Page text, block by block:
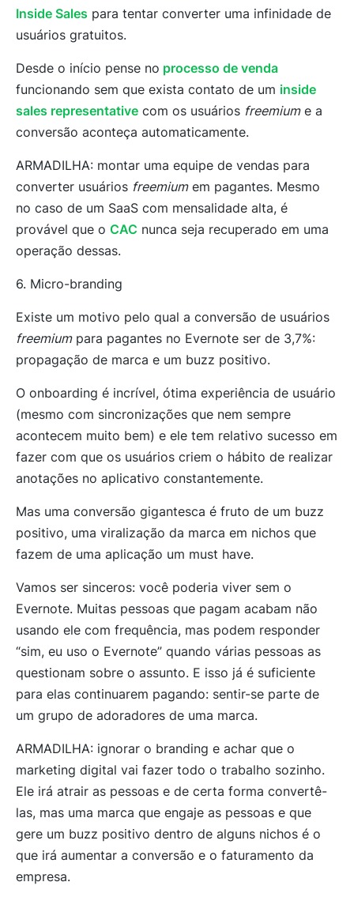
Inside Sales para tentar converter uma infinidade de
usuários gratuitos.
Desde o início pense no processo de venda
funcionando sem que exista contato de um inside
sales representative com os usuários freemiume a
conversão aconteça automaticamente.
ARMADILHA: montar uma equipe de vendas para
converter usuários freemiumem pagantes. Mesmo
no caso de um SaaS com mensalidade alta, é
provável que o CAC nunca seja recuperado em uma
operação dessas.
6. Micro-branding
Existe um motivo pelo qual a conversão de usuários
freemiumpara pagantes no Evernote ser de 3,7%:
propagação de marca e um buzz positivo.
O onboarding é incrível, ótima experiência de usuário
(mesmo com sincronizações que nem sempre
acontecem muito bem) e ele tem relativo sucesso em
fazer com que os usuários criem o hábito de realizar
anotações no aplicativo constantemente.
Mas uma conversão gigantesca é fruto de um buzz
positivo, uma viralização da marca em nichos que
fazem de uma aplicação um must have.
Vamos ser sinceros: você poderia viver sem o
Evernote. Muitas pessoas que pagam acabam não
usando ele com frequência, mas podem responder
“sim, eu uso o Evernote” quando várias pessoas as
questionam sobre o assunto. E isso já é suficiente
para elas continuarem pagando: sentir-se parte de
um grupo de adoradores de uma marca.
ARMADILHA: ignorar o branding e achar que o
marketing digital vai fazer todo o trabalho sozinho.
Ele irá atrair as pessoas e de certa forma convertê-
las, mas uma marca que engaje as pessoas e que
gere um buzz positivo dentro de alguns nichos é o
que irá aumentar a conversão e o faturamento da
empresa.